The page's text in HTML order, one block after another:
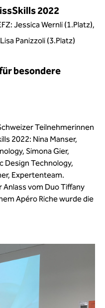
2022
Jessica Wernli (1.Platz),
Panizzoli (3.Platz)
besondere
Teilnehmerinnen
2022: Nina Manser,
Simona Gier,
Design Technology,
Expertenteam.
vom Duo Tiffany
Apéro Riche wurde die